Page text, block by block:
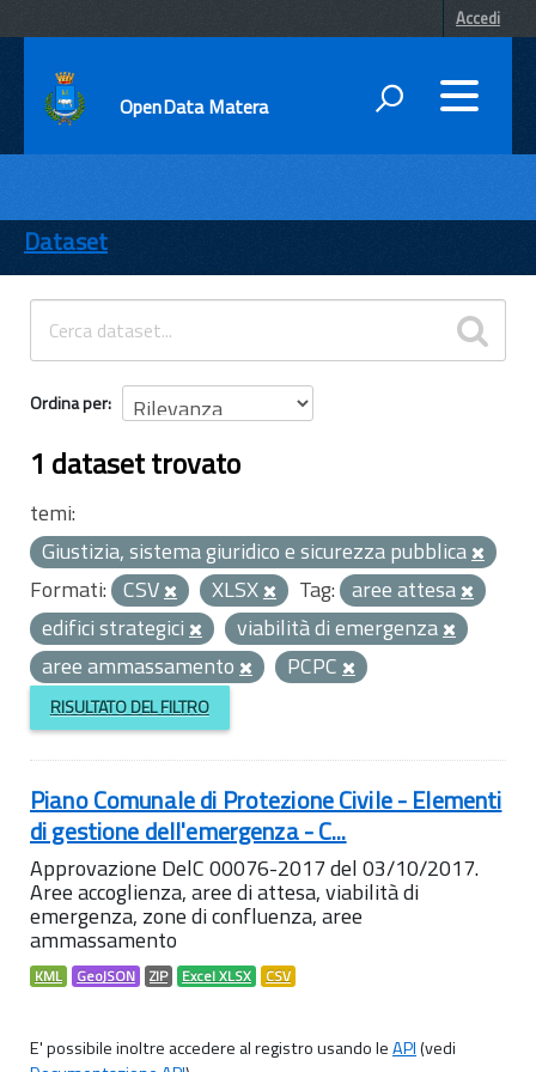
Accedi
OpenData Matera
ENTI
TEMI
INFORMAZIONI
Dataset
Ordina per
1 dataset trovato
temi:
Giustizia, sistema giuridico e sicurezza pubblica
Formati: CSV XLSX Tag: aree attesa
edifici strategici
viabilità di emergenza
aree ammassamento
PCPC
RISULTATO DEL FILTRO
Piano Comunale di Protezione Civile - Elementi
di gestione dell'emergenza - C...
Approvazione DelC 00076-2017 del 03/10/2017.
Aree accoglienza, aree di attesa, viabilità di
emergenza, zone di confluenza, aree
ammassamento
KML GeoJSON ZIP Excel XLSX CSV
E' possibile inoltre accedere al registro usando leAPI(vedi